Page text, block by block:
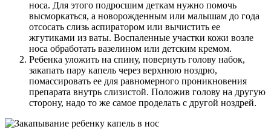
носа. Для этого подросшим деткам нужно помочь
высморкаться, а новорожденным или малышам до года
отсосать слизь аспиратором или вычистить ее
жгутиками из ваты. Воспаленные участки кожи возле
носа обработать вазелином или детским кремом.
Ребенка уложить на спину, повернуть голову набок,
закапать пару капель через верхнюю ноздрю,
помассировать ее для равномерного проникновения
препарата внутрь слизистой. Положив голову на другую
сторону, надо то же самое проделать с другой ноздрей.